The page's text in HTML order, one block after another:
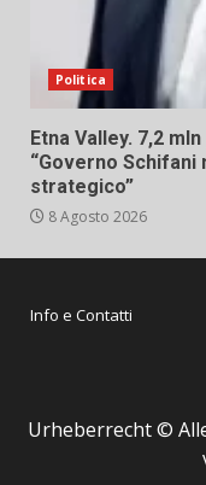
Politica
Etna Valley. 7,2
“Governo
strategico”
8 Agosto 2026
Info e Contatti
Urheberrecht ©